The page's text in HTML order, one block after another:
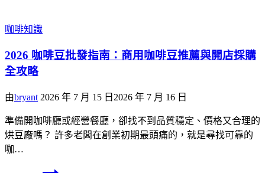
咖啡知識
2026 咖啡豆批發指南：商用咖啡豆推薦與開店採購
全攻略
由bryant 2026 年 7 月 15 日 2026 年 7 月 16 日
準備開咖啡廳或經營餐廳，卻找不到品質穩定、價格又合理的
烘豆廠嗎？ 許多老闆在創業初期最頭痛的，就是尋找可靠的
咖…